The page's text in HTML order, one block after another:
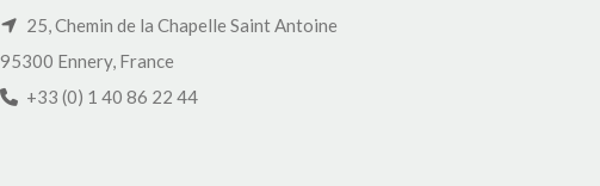
25, Chemin de la Chapelle Saint Antoine
95300 Ennery, France
+33 (0) 1 40 86 22 44